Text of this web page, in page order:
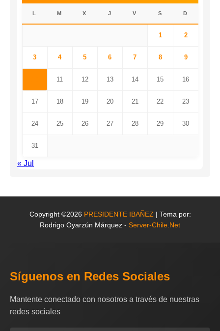
L M X J V S D
1 2
3 4 5 6 7 8 9
11 12 13 14 15 16
17 18 19 20 21 22 23
24 25 26 27 28 29 30
31
« Jul
Copyright ©2026 PRESIDENTE IBAÑEZ | Tema por:
Rodrigo Oyarzún Márquez - Server-Chile.Net
Síguenos en Redes Sociales
Mantente conectado con nosotros a través de nuestras
redes sociales